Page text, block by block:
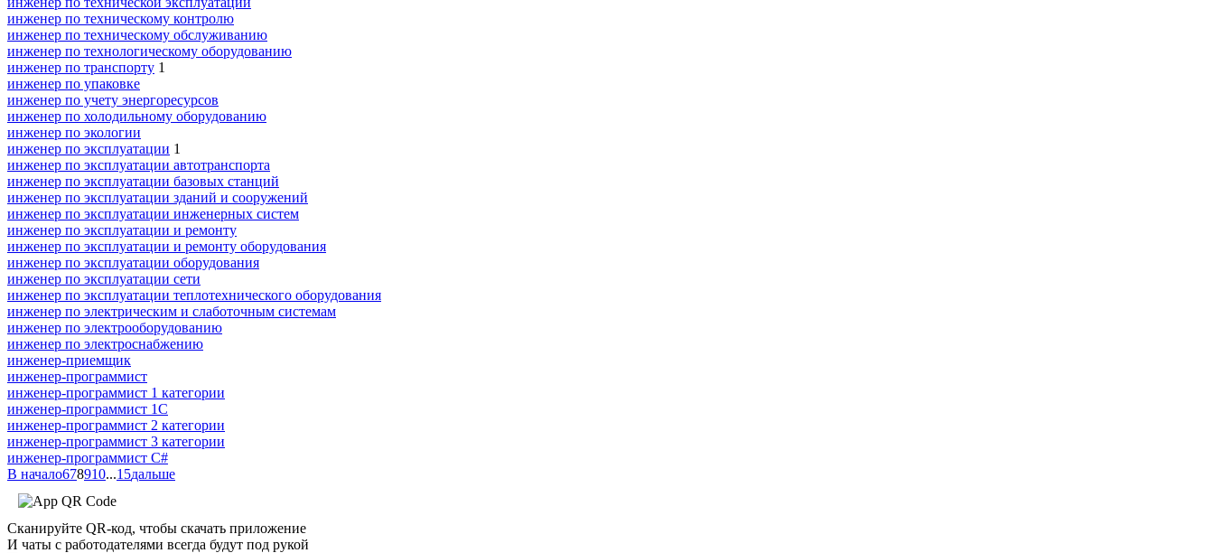
инженер по техническому контролю
инженер по техническому обслуживанию
инженер по технологическому оборудованию
инженер по транспорту 1
инженер по упаковке
инженер по учету энергоресурсов
инженер по холодильному оборудованию
инженер по экологии
инженер по эксплуатации 1
инженер по эксплуатации автотранспорта
инженер по эксплуатации базовых станций
инженер по эксплуатации зданий и сооружений
инженер по эксплуатации инженерных систем
инженер по эксплуатации и ремонту
инженер по эксплуатации и ремонту оборудования
инженер по эксплуатации оборудования
инженер по эксплуатации сети
инженер по эксплуатации теплотехнического оборудования
инженер по электрическим и слаботочным системам
инженер по электрооборудованию
инженер по электроснабжению
инженер-приемщик
инженер-программист
инженер-программист 1 категории
инженер-программист 1С
инженер-программист 2 категории
инженер-программист 3 категории
инженер-программист C#
В начало678910...15дальше
Сканируйте QR-код, чтобы скачать приложение
И чаты с работодателями всегда будут под рукой